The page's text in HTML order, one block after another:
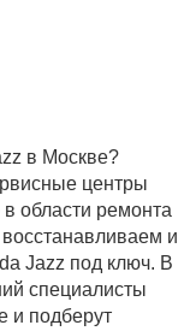
в Москве?
центры
области ремонта
и
Jazz под ключ. В
специалисты
и подберут